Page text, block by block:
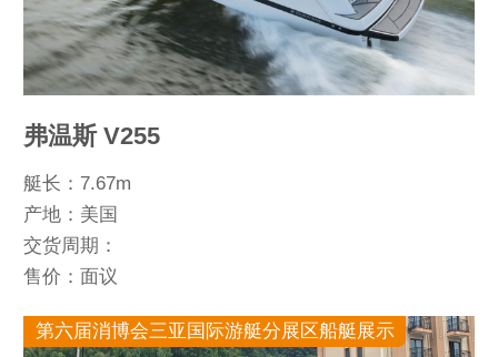
弗温斯 V255
艇长：7.67m
产地：美国
交货周期：
售价：面议
第六届消博会三亚国际游艇分展区船艇展示